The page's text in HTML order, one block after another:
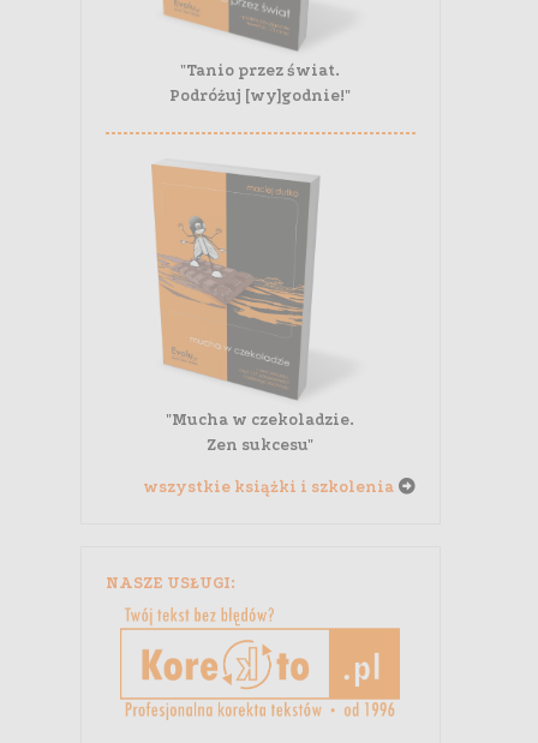
"Tanio przez świat.
Podróżuj [wy]godnie!"
"Mucha w czekoladzie.
Zen sukcesu"
wszystkie książki i szkolenia
NASZE USŁUGI: